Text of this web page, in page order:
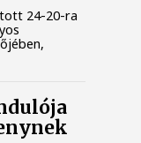
24-20-ra